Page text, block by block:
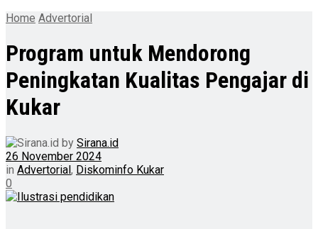
Home Advertorial
Program untuk Mendorong
Peningkatan Kualitas Pengajar di
Kukar
by Sirana.id
26 November 2024
in Advertorial, Diskominfo Kukar
0